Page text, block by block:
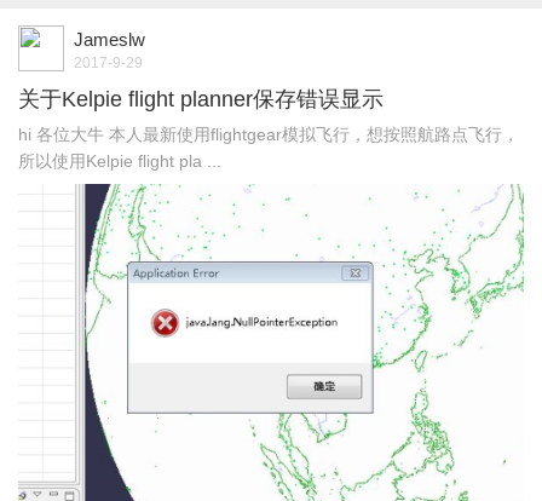
Jameslw
2017-9-29
关于Kelpie flight planner保存错误显示
hi 各位大牛 本人最新使用flightgear模拟飞行，想按照航路点飞行，
所以使用Kelpie flight pla ...